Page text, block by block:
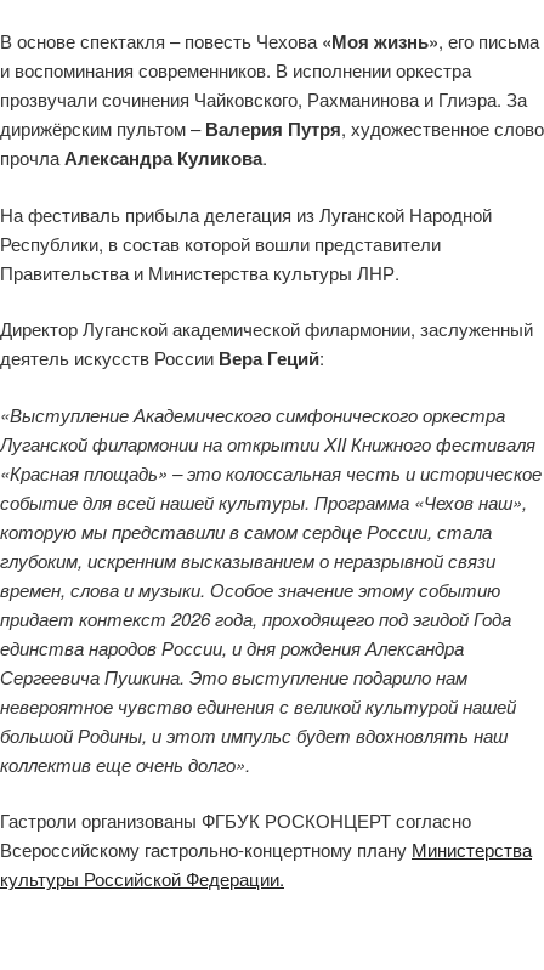
В основе спектакля – повесть Чехова«Моя жизнь», его письма
и воспоминания современников. В исполнении оркестра
прозвучали сочинения Чайковского, Рахманинова и Глиэра. За
дирижёрским пультом –Валерия Путря, художественное слово
прочлаАлександра Куликова.
На фестиваль прибыла делегация из Луганской Народной
Республики, в состав которой вошли представители
Правительства и Министерства культуры ЛНР.
Директор Луганской академической филармонии, заслуженный
деятель искусств России Вера Геций:
«Выступление Академического симфонического оркестра
Луганской филармонии на открытии XII Книжного фестиваля
«Красная площадь» – это колоссальная честь и историческое
событие для всей нашей культуры. Программа «Чехов наш»,
которую мы представили в самом сердце России, стала
глубоким, искренним высказыванием о неразрывной связи
времен, слова и музыки. Особое значение этому событию
придает контекст 2026 года, проходящего под эгидой Года
единства народов России, и дня рождения Александра
Сергеевича Пушкина. Это выступление подарило нам
невероятное чувство единения с великой культурой нашей
большой Родины, и этот импульс будет вдохновлять наш
коллектив еще очень долго».
Гастроли организованы ФГБУК РОСКОНЦЕРТ согласно
Всероссийскому гастрольно-концертному плану Министерства
культуры Российской Федерации.